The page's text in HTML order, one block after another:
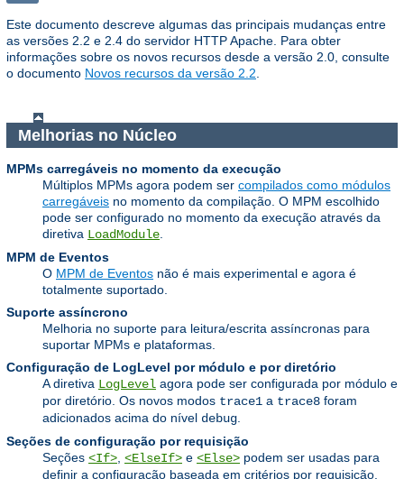
Este documento descreve algumas das principais mudanças entre
as versões 2.2 e 2.4 do servidor HTTP Apache. Para obter
informações sobre os novos recursos desde a versão 2.0, consulte
o documento Novos recursos da versão 2.2
Melhorias no Núcleo
MPMs carregáveis no momento da execução
Múltiplos MPMs agora podem ser compilados como módulos
carregáveis no momento da compilação. O MPM escolhido
pode ser configurado no momento da execução através da
diretiva LoadModule
MPM de Eventos
O MPM de Eventos não é mais experimental e agora é
totalmente suportado.
Suporte assíncrono
Melhoria no suporte para leitura/escrita assíncronas para
suportar MPMs e plataformas.
Configuração de LogLevel por módulo e por diretório
A diretiva LogLevel agora pode ser configurada por módulo e
por diretório. Os novos modos trace1 a trace8 foram
adicionados acima do nível debug
Seções de configuração por requisição
Seções <If> <ElseIf> e <Else> podem ser usadas para
definir a configuração baseada em critérios por requisição.